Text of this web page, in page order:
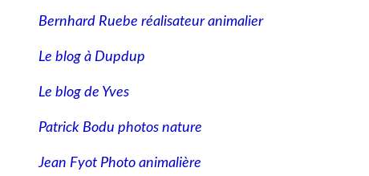
Bernhard Ruebe réalisateur animalier
Le blog à Dupdup
Le blog de Yves
Patrick Bodu photos nature
Jean Fyot Photo animalière